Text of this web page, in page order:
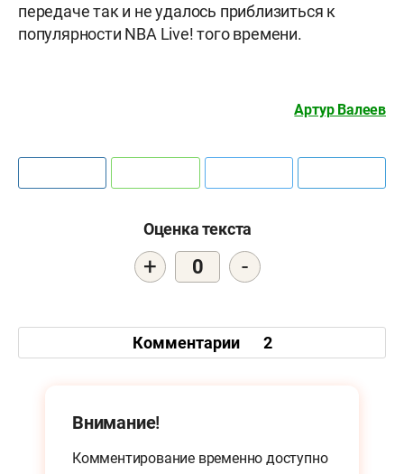
передаче так и не удалось приблизиться к
популярности NBA Live! того времени.
Артур Валеев
Оценка текста
+ 0 -
Комментарии 2
Внимание!
Комментирование временно доступно